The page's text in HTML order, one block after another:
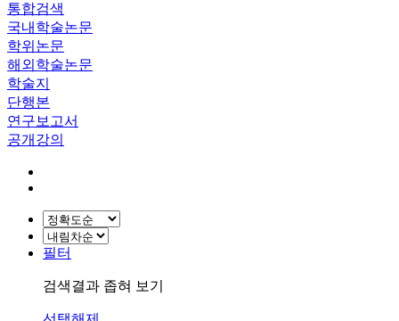
통합검색
국내학술논문
학위논문
해외학술논문
학술지
단행본
연구보고서
공개강의
필터
검색결과 좁혀 보기